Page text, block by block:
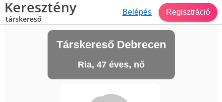
Keresztény
társkereső
Belépés Regisztráció
Társkereső Debrecen
Ria, 47 éves, nő